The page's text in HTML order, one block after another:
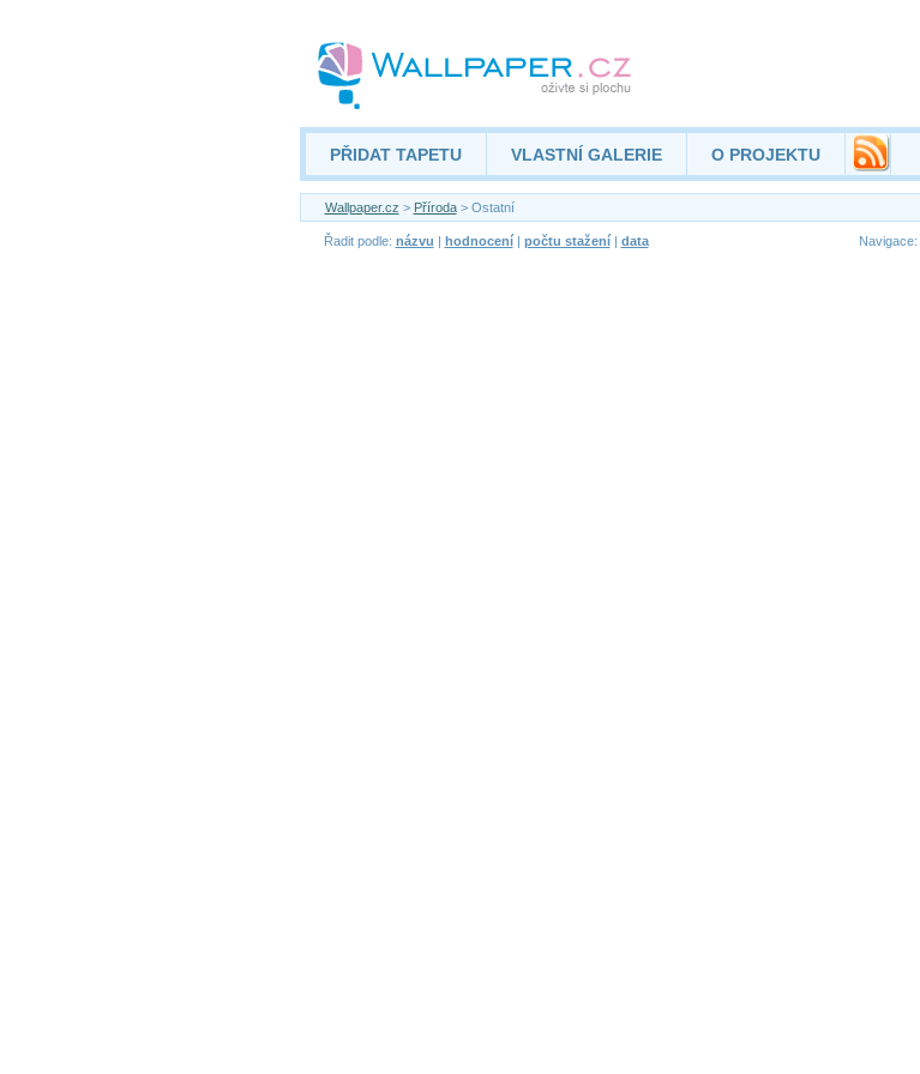
PŘIDAT TAPETU VLASTNÍ GALERIE O PROJEKTU
Wallpaper.cz > Příroda> Ostatní
Navigace:
Řadit podle: názvu | hodnocení| počtu stažení| data